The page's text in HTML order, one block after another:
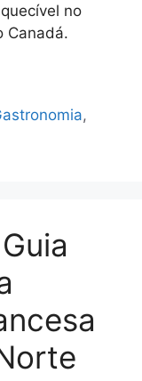
no
Canadá.
,